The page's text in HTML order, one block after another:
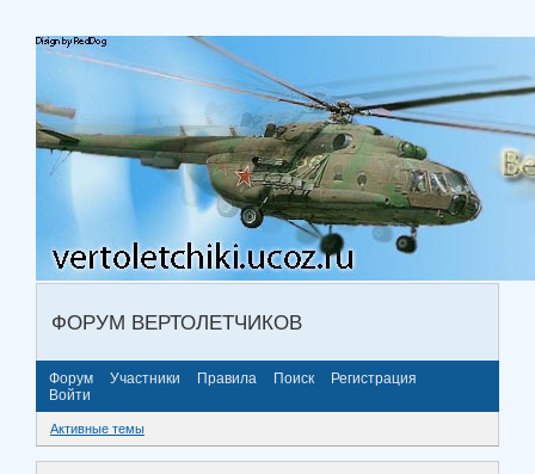
ФОРУМ ВЕРТОЛЕТЧИКОВ
Форум Участники Правила Поиск
Регистрация
Войти
Активные темы